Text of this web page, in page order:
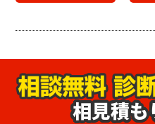
相見積も